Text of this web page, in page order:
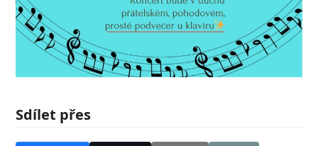
Sdílet přes